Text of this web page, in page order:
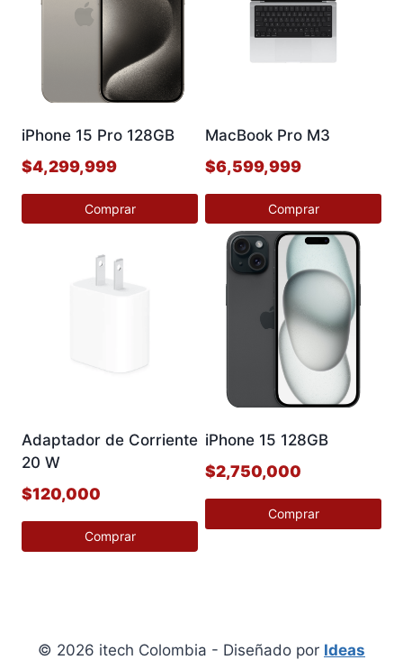
iPhone 15 Pro 128GB
$4,299,999
Comprar
pueden
elegir
la
página
de
MacBook Pro M3
$6,599,999
Comprar
Este
producto
tiene
múltiples
variantes.
pueden
en
la
página
Adaptador de Corriente
20 W
$120,000
Comprar
iPhone 15 128GB
$2,750,000
Comprar
© 2026 itech Colombia - Diseñado por Ideas